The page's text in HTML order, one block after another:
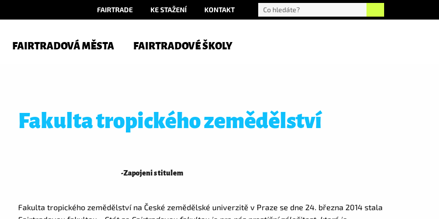
FAIRTRADE KE STAŽENÍ KONTAKT
FAIRTRADOVÁ MĚSTA FAIRTRADOVÉ ŠKOLY
Fakulta tropického zemědělství
-Zapojeni s titulem
Fakulta tropického zemědělství na České zemědělské univerzitě v Praze se dne 24. března 2014 stala